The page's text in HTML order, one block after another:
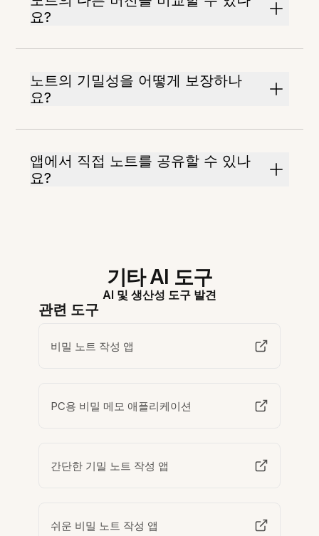
요?
노트의 기밀성을 어떻게 보장하나
요?
앱에서 직접 노트를 공유할 수 있나
요?
기타 AI 도구
AI 및 생산성 도구 발견
관련 도구
비밀 노트 작성 앱
PC용 비밀 메모 애플리케이션
간단한 기밀 노트 작성 앱
쉬운 비밀 노트 작성 앱